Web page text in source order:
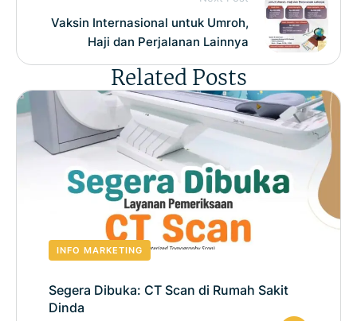
Vaksin Internasional untuk Umroh,
Haji dan Perjalanan Lainnya
Related Posts
INFO MARKETING
Segera Dibuka: CT Scan di Rumah Sakit
Dinda